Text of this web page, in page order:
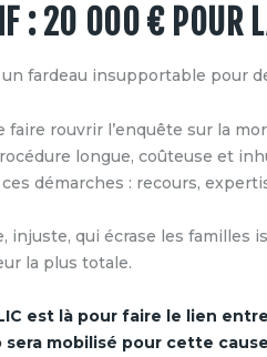
: 20 000 € POUR
fardeau insupportable pour
faire rouvrir l’enquête sur la
longue, coûteuse et
démarches : recours,
injuste, qui écrase les familles
la plus totale.
est là pour faire le lien
mobilisé pour cette